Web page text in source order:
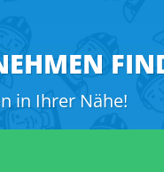
in Ihrer Nähe!